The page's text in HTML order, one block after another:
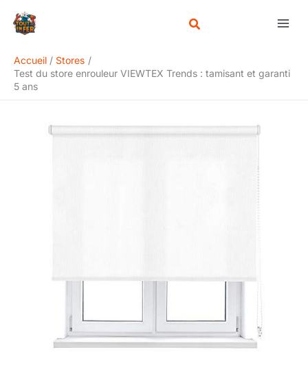
Accueil
Stores
Test du store enrouleur VIEWTEX Trends : tamisant et garanti
5 ans